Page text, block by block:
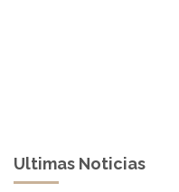
Ultimas Noticias